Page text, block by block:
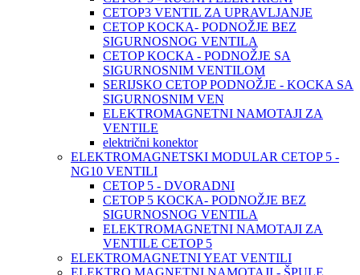
CETOP3 VENTIL ZA UPRAVLJANJE
CETOP KOCKA- PODNOŽJE BEZ
SIGURNOSNOG VENTILA
CETOP KOCKA - PODNOŽJE SA
SIGURNOSNIM VENTILOM
SERIJSKO CETOP PODNOŽJE - KOCKA SA
SIGURNOSNIM VEN
ELEKTROMAGNETNI NAMOTAJI ZA
VENTILE
električni konektor
ELEKTROMAGNETSKI MODULAR CETOP 5 -
NG10 VENTILI
CETOP 5 - DVORADNI
CETOP 5 KOCKA- PODNOŽJE BEZ
SIGURNOSNOG VENTILA
ELEKTROMAGNETNI NAMOTAJI ZA
VENTILE CETOP 5
ELEKTROMAGNETNI YEAT VENTILI
ELEKTRO MAGNETNI NAMOTAJI - ŠPULE